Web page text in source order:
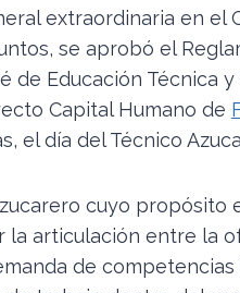
extraordinaria en el
se aprobó el
de Educación Técnica
Capital Humano de
el día del Técnico
cuyo propósito
la articulación entre la
de competencias